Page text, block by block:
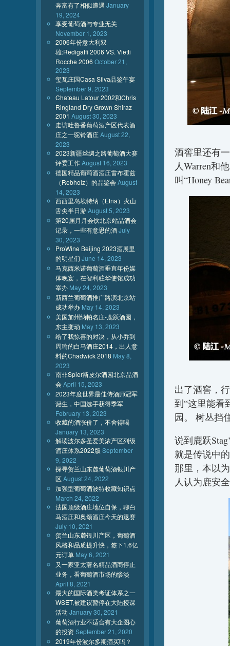
酒窖里还有
人Warren和
叫“Honey
出了酒窖，
到“这里能看
园。 树丛挡
说到鹿跃
就是传说中
那里，本以
人认为鹿安
奔富有了相似遭遇 January
19, 2024
享受葡萄酒与专业无关
November 1, 2023
2006年份意大利双
雄:Redigaffi 2006 VS. Vietti
Rocche 2006 October 21,
2023
玺瓦庄园Casa Silva品鉴午宴
September 9, 2023
Chateau Latour 2002和Chris
Ringland Dry Grown Shiraz
2001 August 30, 2023
走访吐鲁番葡萄酒产区代表酒
庄之一驼铃酒庄August 22,
2023
2023新疆丝绸之路葡萄酒大赛
评委工作August 16, 2023
德国精品葡萄酒酒庄雷布霍兹
（Rebholz）的品鉴会August
14, 2023
西西里岛埃特纳（Etna）火山
舌尖半日游August 5, 2023
第20届月月会饮北京站品酒会
记录，一些有意思的酒July
30, 2023
ProWine Beijing 2023酒展里
的明星们 June 14, 2023
马克西米诺葡萄酒垂直年份媒
体晚宴，在智利驻华使馆成功
举办 May 24, 2023
新西兰葡萄酒推广路演北京站
成功举办 May 14, 2023
美国加州纳帕名庄-鹿跃酒园，
东主变动 May 13, 2023
给了我惊喜的对决，从小乔到
周瑜的白马酒庄2014，出人意
料的Chadwick 2018 May 8,
2023
南非Spier斯皮尔酒园北京品酒
会April 15, 2023
2023年度世界最佳侍酒师冠军
诞生，中国选手获得季军
February 13, 2023
收藏的酒涨价了，不舍得喝
January 13, 2023
解读波尔多圣爱美浓产区列级
酒庄体系2022版 September
9, 2022
探寻贺兰山东麓葡萄酒银川产
区August 24, 2022
加强型葡萄酒波特收藏知识点
March 24, 2022
法国顶级酒庄地位自保，聊白
马酒庄和奥颂酒庄今天的退赛
July 10, 2021
贺兰山东麓银川产区，葡萄酒
风格和品质提升快，签下1.6亿
元订单 May 6, 2021
又一家亚太著名精品酒商停止
业务，看葡萄酒市场的惨淡
April 8, 2021
最大的国际酒类考证体系之一
WSET,被建议暂停在大陆授课
活动 January 30, 2021
葡萄酒行业不适合有大企图心
的投资September 21, 2020
2019年份波尔多期酒买吗？